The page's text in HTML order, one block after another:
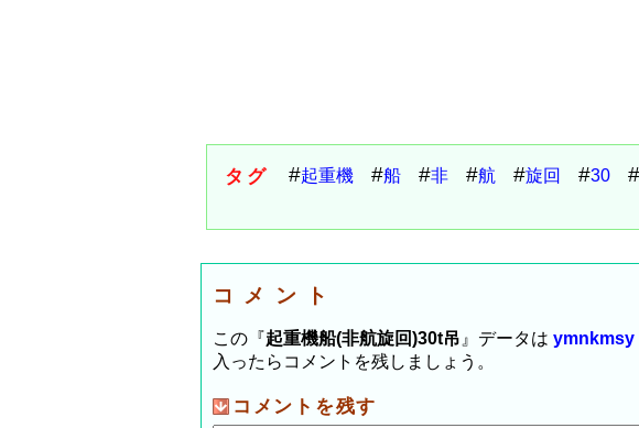
タグ 起重機 船 非 航 旋回 30
コメント
この『起重機船(非航旋回)30t吊 』データは ymnkmsy
入ったらコメントを残しましょう。
コメントを残す